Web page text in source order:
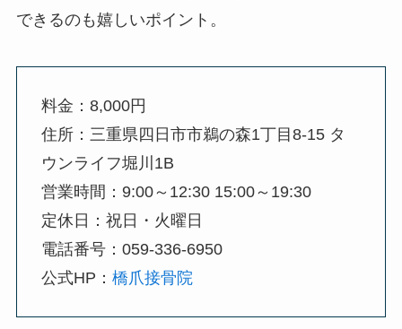
できるのも嬉しいポイント。
料金：8,000円
住所：三重県四日市市鵜の森1丁目8-15 タ
ウンライフ堀川1B
営業時間：9:00～12:30 15:00～19:30
定休日：祝日・火曜日
電話番号：059-336-6950
公式HP： 橋爪接骨院